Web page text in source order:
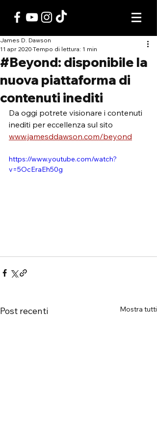
#Beyond: disponibile la
nuova piattaforma di
contenuti inediti
James D. Dawson
11 apr 2020 Tempo di lettura: 1 min
Da oggi potrete visionare i contenuti
inediti per eccellenza sul sito
www.jamesddawson.com/beyond
https://www.youtube.com/watch?
v=5OcEraEh50g
Post recenti Mostra tutti